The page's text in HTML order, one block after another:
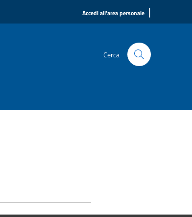
Accedi all'area personale |
Cerca